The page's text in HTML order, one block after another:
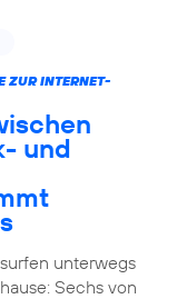
ZUR INTERNET-
und
unterwegs
Sechs von